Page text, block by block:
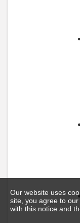
Our website uses
site, you agree to
with this notice and